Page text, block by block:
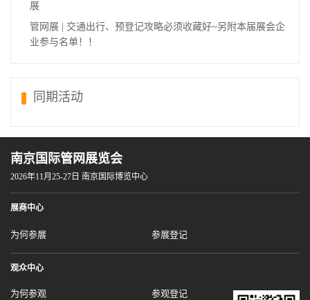
展
管网展 | 交通出行、预登记攻略必须收藏好~另附本届展会企
业参与名单！！
同期活动
南京国际管网展览会
2026年11月25-27日 南京国际博览中心
展商中心
为何参展 参展登记
观众中心
为何参观 参观登记